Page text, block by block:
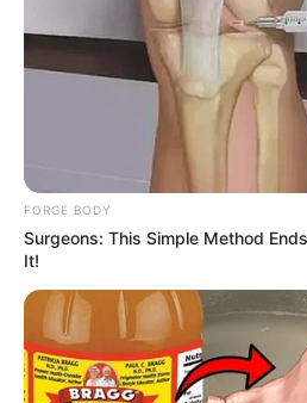
FORGE BODY
Surgeons: This Simple Method
It!